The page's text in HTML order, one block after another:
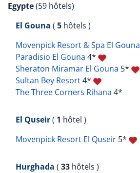
Egypte(59 hôtels)
El Gouna ( 5 hôtels )
Movenpick Resort & Spa El Gouna
Paradisio El Gouna 4*
Sheraton Miramar El Gouna 5*
Sultan Bey Resort4*
The Three Corners Rihana 4*
El Quseir( 1 hôtel )
Movenpick Resort El Quseir 5*
Hurghada ( 33 hôtels )